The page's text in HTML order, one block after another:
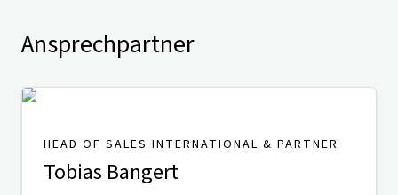
Ansprechpartner
HEAD OF SALES INTERNATIONAL & PARTNER
Tobias Bangert